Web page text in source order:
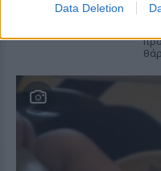
Data Deletion
Ο